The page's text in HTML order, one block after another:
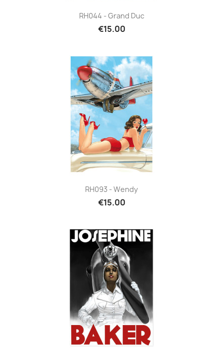
RH044 - Grand Duc
€15.00
RH093 - Wendy
€15.00